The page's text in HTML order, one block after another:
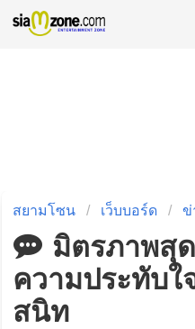
สยามโซน เว็บบอร์ด ข่
มิตรภาพสุ
ความประทับ
สนิท